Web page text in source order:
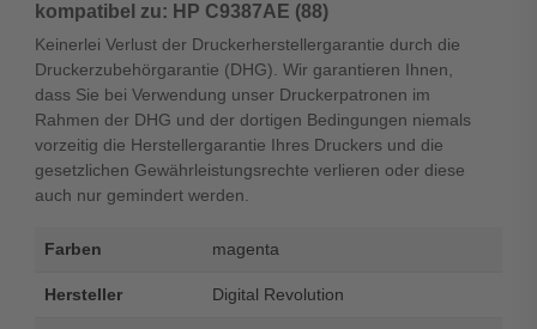
kompatibel zu: HP C9387AE (88)
Keinerlei Verlust der Druckerherstellergarantie durch die
Druckerzubehörgarantie (DHG). Wir garantieren Ihnen,
dass Sie bei Verwendung unser Druckerpatronen im
Rahmen der DHG und der dortigen Bedingungen niemals
vorzeitig die Herstellergarantie Ihres Druckers und die
gesetzlichen Gewährleistungsrechte verlieren oder diese
auch nur gemindert werden.
Farben magenta
Hersteller Digital Revolution